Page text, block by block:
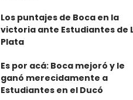
Los puntajes de Boca en la
victoria ante Estudiantes de
Plata
Es por acá: Boca mejoró y le
ganó merecidamente a
Estudiantes en el Ducó